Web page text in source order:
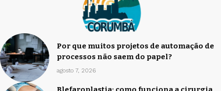
Por que muitos projetos de automação de
processos não saem do papel?
agosto 7, 2026